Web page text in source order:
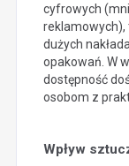
cyfrowych
dużych
opakowań. W
dostępność
osobom z
Wpływ